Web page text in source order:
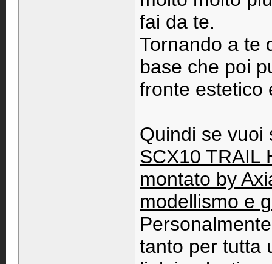
fai da te.
Tornando a te
base che poi
fronte estetico
Quindi se vuoi
SCX10 TRAIL
montato by
modellismo e
tanto per tutta